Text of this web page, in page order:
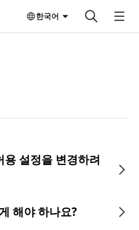
한국어
설정을 변경하려
해야 하나요?